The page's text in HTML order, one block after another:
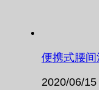
便携式腰
2020/06/15